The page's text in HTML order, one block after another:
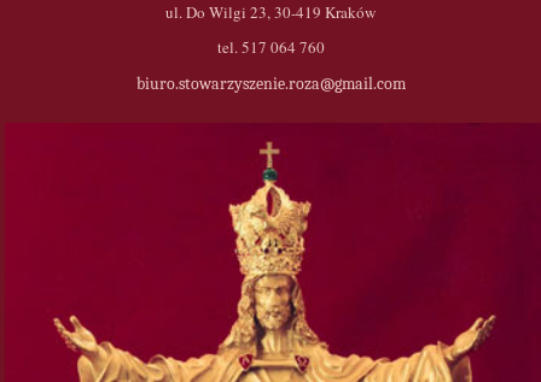
ul. Do Wilgi 23, 30-419 Kraków
tel. 517 064 760
biuro.stowarzyszenie.roza@gmail.com